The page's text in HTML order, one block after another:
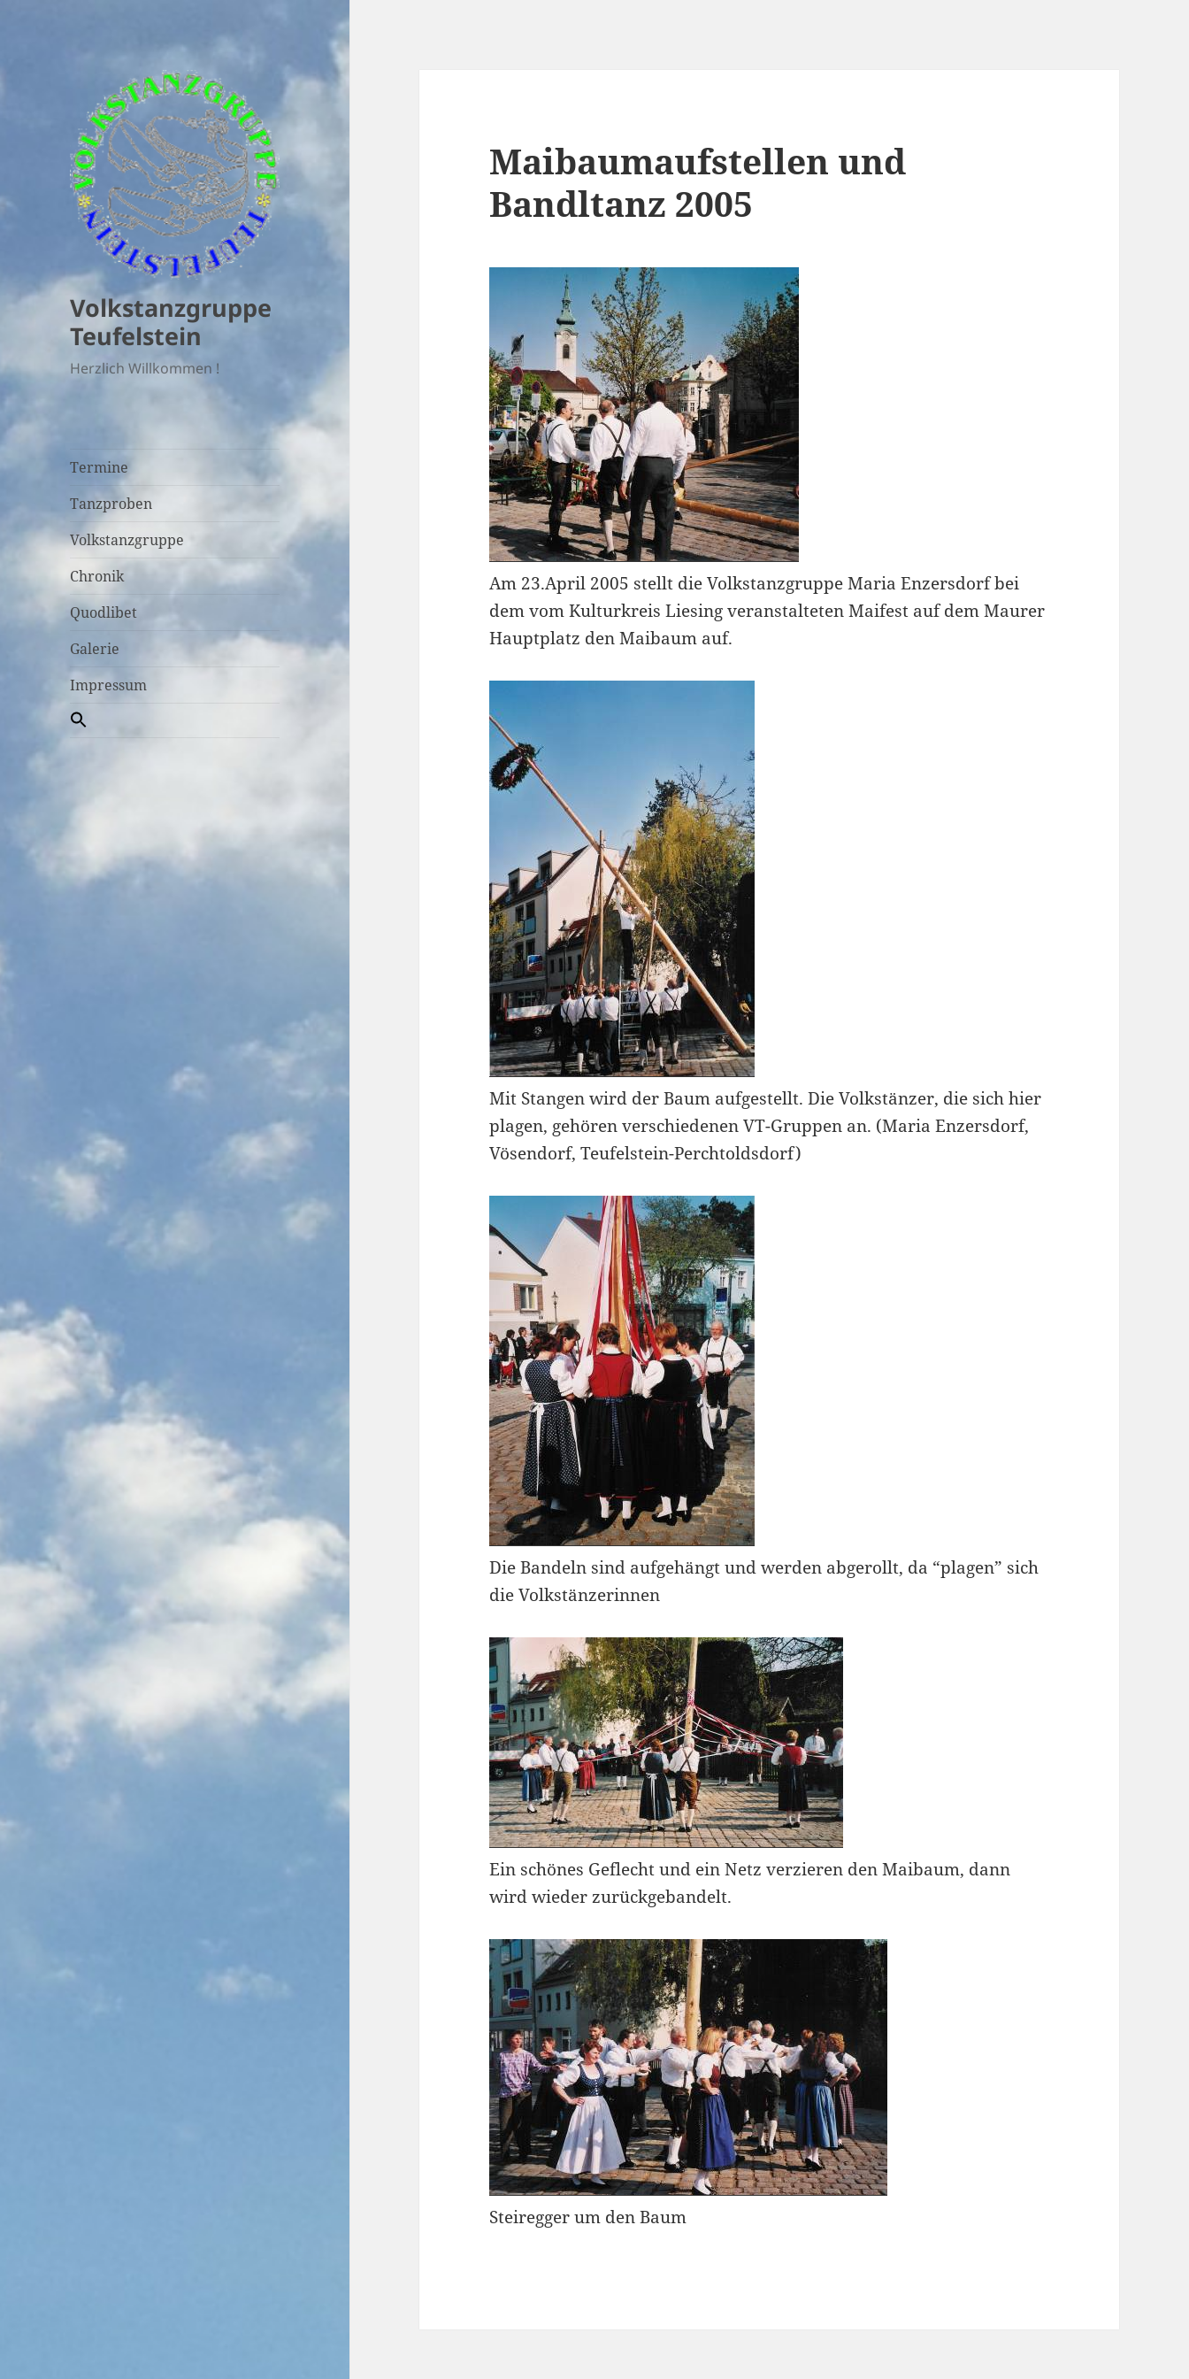
Volkstanzgruppe
Teufelstein
Herzlich Willkommen !
Termine
Tanzproben
Volkstanzgruppe
Chronik
Quodlibet
Galerie
Impressum
Maibaumaufstellen und
Bandltanz 2005
Am 23.April 2005 stellt die Volkstanzgruppe Maria Enzersdorf bei
dem vom Kulturkreis Liesing veranstalteten Maifest auf dem Maurer
Hauptplatz den Maibaum auf.
Mit Stangen wird der Baum aufgestellt. Die Volkstänzer, die sich hier
plagen, gehören verschiedenen VT-Gruppen an. (Maria Enzersdorf,
Vösendorf, Teufelstein-Perchtoldsdorf)
Die Bandeln sind aufgehängt und werden abgerollt, da “plagen” sich
die Volkstänzerinnen
Ein schönes Geflecht und ein Netz verzieren den Maibaum, dann
wird wieder zurückgebandelt.
Steiregger um den Baum